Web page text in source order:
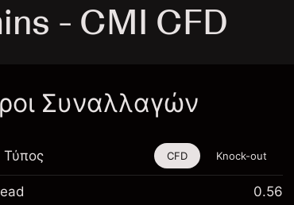
- CMI CFD
Συναλλαγών
Τύπος CFD Knock-out
0.56